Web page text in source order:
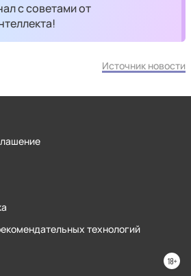
с советами от
Источник новости
технологий